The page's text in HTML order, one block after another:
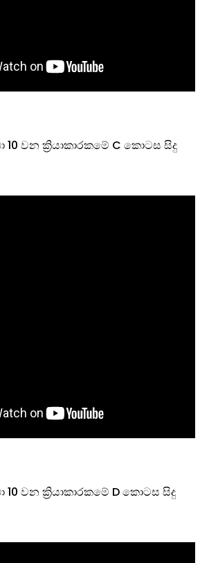
10 වන ක්‍රියාකාරකමේ C කොටස සිදු
10 වන ක්‍රියාකාරකමේ D කොටස සිදු